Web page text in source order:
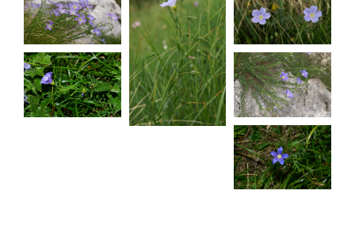
Linum
julicum
Linum
julicum
Linum
julicum
Linum
julicum